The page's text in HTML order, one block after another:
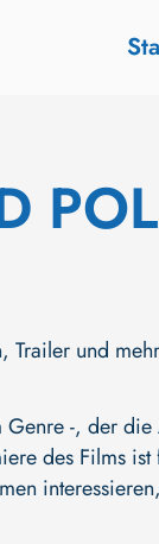
und
Genre -, der
des Films ist